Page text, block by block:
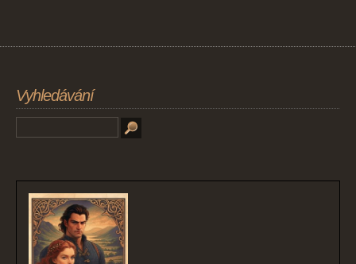
Vyhledávání